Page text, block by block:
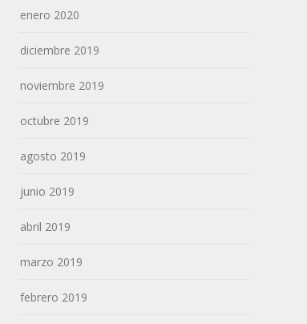
enero 2020
diciembre 2019
noviembre 2019
octubre 2019
agosto 2019
junio 2019
abril 2019
marzo 2019
febrero 2019